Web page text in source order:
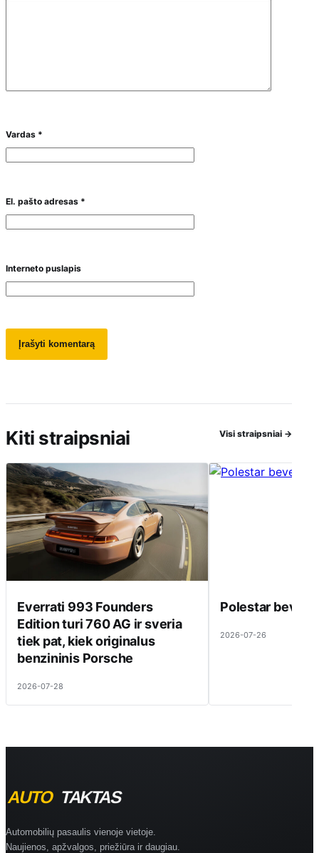
Vardas *
El. pašto adresas *
Interneto puslapis
Kiti straipsniai Visi straipsniai →
Everrati 993 Founders
Edition turi 760 AG ir sveria
tiek pat, kiek originalus
benzininis Porsche
2026-07-28
Polestar beveik
2026-07-26
Automobilių pasaulis vienoje vietoje.
Naujienos, apžvalgos, priežiūra ir daugiau.